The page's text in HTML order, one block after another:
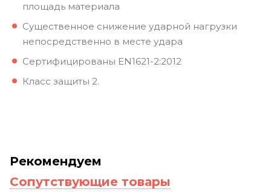
площадь материала
Существенное снижение ударной нагрузки
непосредственно в месте удара
Сертифицированы EN1621-2:2012
Класс защиты 2.
Рекомендуем
Сопутствующие товары